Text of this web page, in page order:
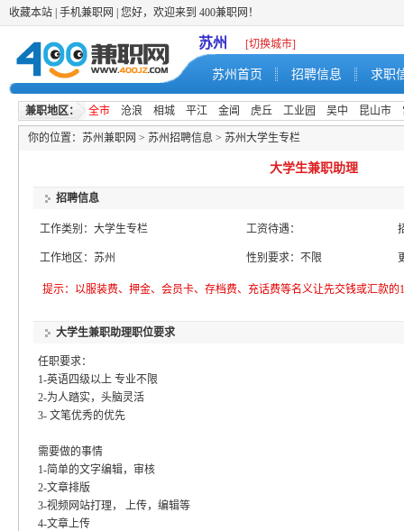
收藏本站 手机兼职网 | 您好，欢迎来到 400兼职网！
苏州 [切换城市]
苏州首页 招聘信息 求职
兼职地区： 全市 沧浪 相城 平江 金阊 虎丘 工业园 吴中 昆山市
你的位置： 苏州兼职网 > 苏州招聘信息 > 苏州大学生专栏
大学生兼职助理
招聘信息
工作类别：大学生专栏 工资待遇：
工作地区：苏州 性别要求：不限
提示：以服装费、押金、会员卡、存档费、充话费等名义让先交钱或汇款的
大学生兼职助理职位要求
任职要求：
1-英语四级以上 专业不限
2-为人踏实，头脑灵活
3- 文笔优秀的优先
需要做的事情
1-简单的文字编辑，审核
2-文章排版
3-视频网站打理， 上传，编辑等
4-文章上传